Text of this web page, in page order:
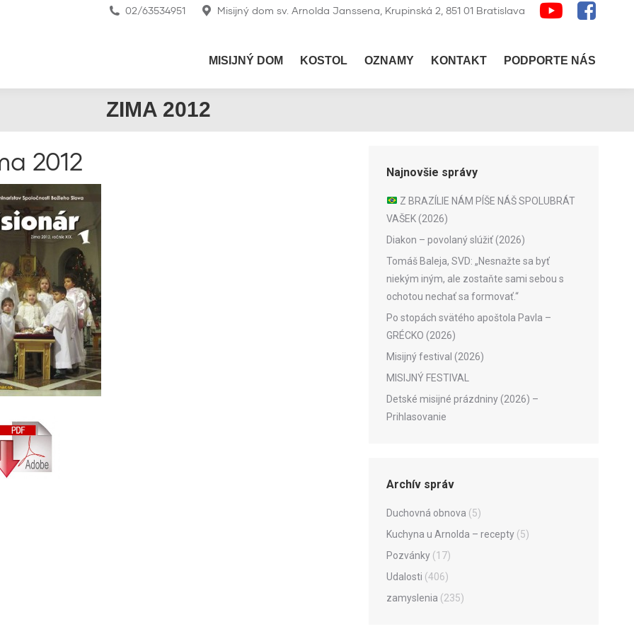
02/63534951 Misijný dom sv. Arnolda Janssena, Krupinská 2, 851 01 Bratislava
MISIJNÝ DOM KOSTOL OZNAMY KONTAKT PODPORTE NÁS
ZIMA 2012
2012 Najnovšie správy
Z BRAZÍLIE NÁM PÍŠE NÁŠ SPOLUBRÁT
VAŠEK (2026)
Diakon – povolaný slúžiť (2026)
Tomáš Baleja, SVD: „Nesnažte sa byť
niekým iným, ale zostaňte sami sebou s
ochotou nechať sa formovať.“
Po stopách svätého apoštola Pavla –
GRÉCKO (2026)
Misijný festival (2026)
MISIJNÝ FESTIVAL
Detské misijné prázdniny (2026) –
Prihlasovanie
Archív správ
Duchovná obnova (5)
Kuchyna u Arnolda – recepty (5)
Pozvánky (17)
Udalosti (406)
zamyslenia (235)